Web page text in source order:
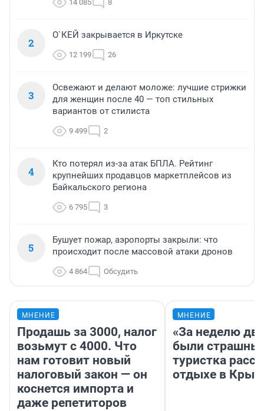
14 085 8
2
О`КЕЙ закрывается в Иркутске
12 199 26
3
Освежают и делают моложе: лучшие стрижки
для женщин после 40 — топ стильных
вариантов от стилиста
9 499 2
4
Кто потерял из-за атак БПЛА. Рейтинг
крупнейших продавцов маркетплейсов из
Байкальского региона
6 795 3
5
Бушует пожар, аэропорты закрыли: что
происходит после массовой атаки дронов
4 864 Обсудить
МНЕНИЕ
Продашь за 3000, налог
возьмут с 4000. Что
нам готовит новый
налоговый закон — он
коснется импорта и
даже репетиторов
МНЕНИЕ
«За неделю
были
туристка
отдыхе в